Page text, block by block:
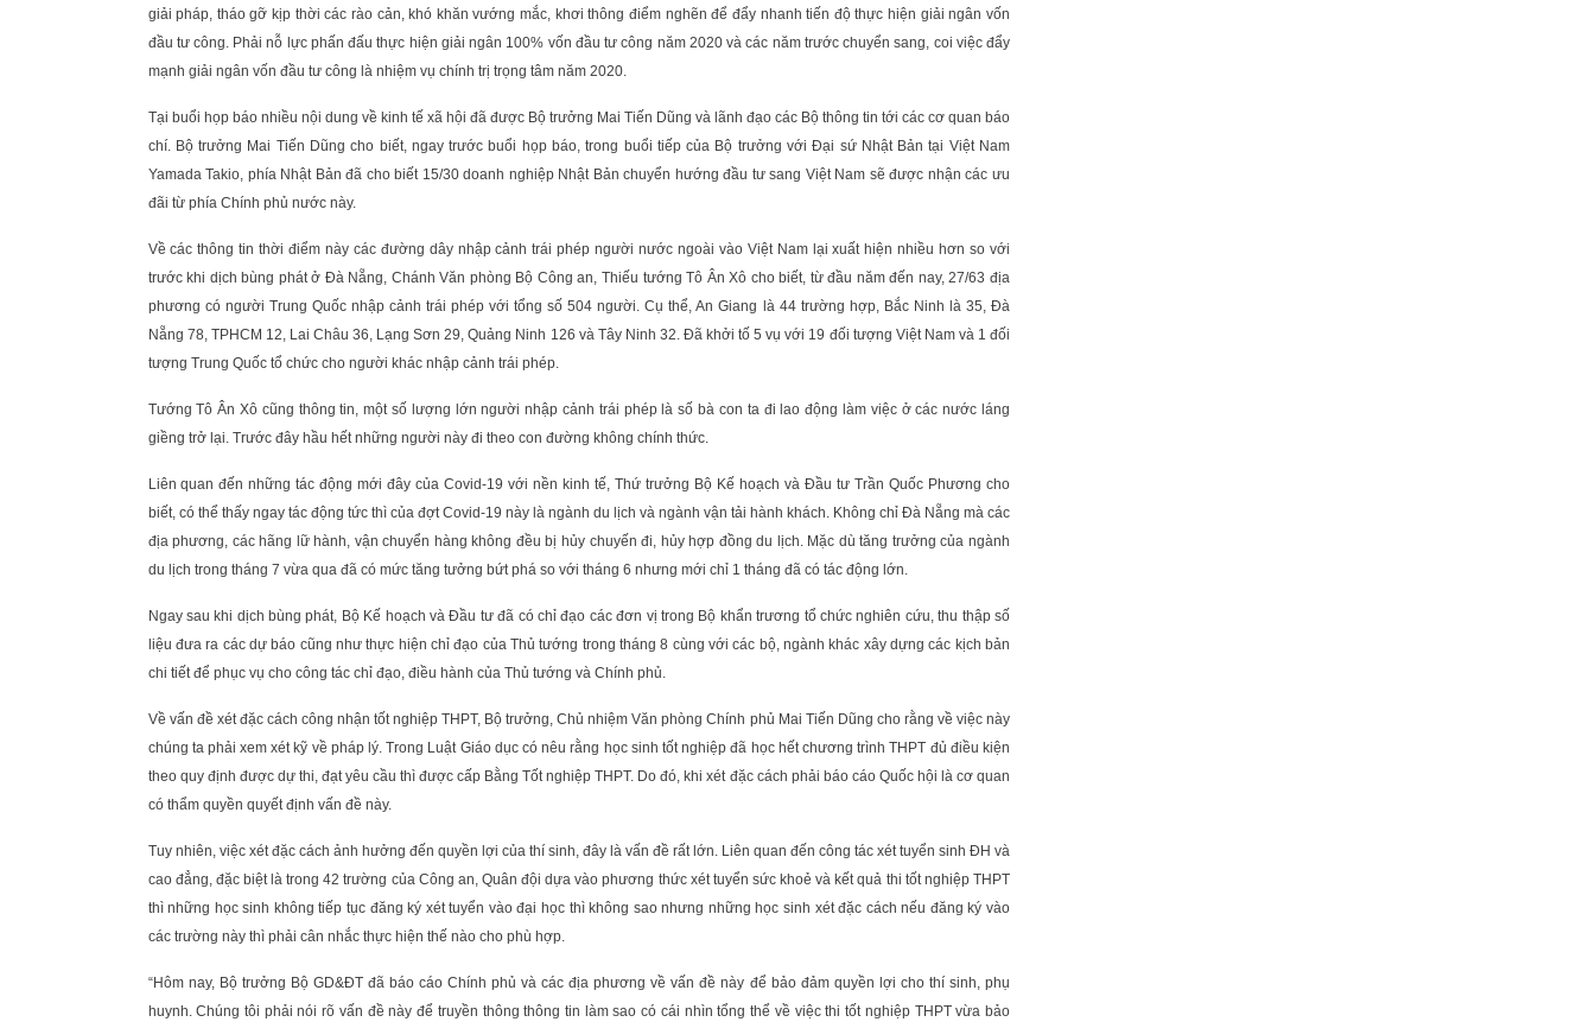
giải pháp, tháo gỡ kịp thời các rào cản, khó khăn vướng mắc, khơi thông điểm nghẽn để đẩy nhanh tiến độ thực hiện giải ngân vốn
đầu tư công. Phải nỗ lực phấn đấu thực hiện giải ngân 100% vốn đầu tư công năm 2020 và các năm trước chuyển sang, coi việc đẩy
mạnh giải ngân vốn đầu tư công là nhiệm vụ chính trị trọng tâm năm 2020.
Tại buổi họp báo nhiều nội dung về kinh tế xã hội đã được Bộ trưởng Mai Tiến Dũng và lãnh đạo các Bộ thông tin tới các cơ quan báo
chí. Bộ trưởng Mai Tiến Dũng cho biết, ngay trước buổi họp báo, trong buổi tiếp của Bộ trưởng với Đại sứ Nhật Bản tại Việt Nam
Yamada Takio, phía Nhật Bản đã cho biết 15/30 doanh nghiệp Nhật Bản chuyển hướng đầu tư sang Việt Nam sẽ được nhận các ưu
đãi từ phía Chính phủ nước này.
Về các thông tin thời điểm này các đường dây nhập cảnh trái phép người nước ngoài vào Việt Nam lại xuất hiện nhiều hơn so với
trước khi dịch bùng phát ở Đà Nẵng, Chánh Văn phòng Bộ Công an, Thiếu tướng Tô Ân Xô cho biết, từ đầu năm đến nay, 27/63 địa
phương có người Trung Quốc nhập cảnh trái phép với tổng số 504 người. Cụ thể, An Giang là 44 trường hợp, Bắc Ninh là 35, Đà
Nẵng 78, TPHCM 12, Lai Châu 36, Lạng Sơn 29, Quảng Ninh 126 và Tây Ninh 32. Đã khởi tố 5 vụ với 19 đối tượng Việt Nam và 1 đối
tượng Trung Quốc tổ chức cho người khác nhập cảnh trái phép.
Tướng Tô Ân Xô cũng thông tin, một số lượng lớn người nhập cảnh trái phép là số bà con ta đi lao động làm việc ở các nước láng
giềng trở lại. Trước đây hầu hết những người này đi theo con đường không chính thức.
Liên quan đến những tác động mới đây của Covid-19 với nền kinh tế, Thứ trưởng Bộ Kế hoạch và Đầu tư Trần Quốc Phương cho
biết, có thể thấy ngay tác động tức thì của đợt Covid-19 này là ngành du lịch và ngành vận tải hành khách. Không chỉ Đà Nẵng mà các
địa phương, các hãng lữ hành, vận chuyển hàng không đều bị hủy chuyến đi, hủy hợp đồng du lịch. Mặc dù tăng trưởng của ngành
du lịch trong tháng 7 vừa qua đã có mức tăng tưởng bứt phá so với tháng 6 nhưng mới chỉ 1 tháng đã có tác động lớn.
Ngay sau khi dịch bùng phát, Bộ Kế hoạch và Đầu tư đã có chỉ đạo các đơn vị trong Bộ khẩn trương tổ chức nghiên cứu, thu thập số
liệu đưa ra các dự báo cũng như thực hiện chỉ đạo của Thủ tướng trong tháng 8 cùng với các bộ, ngành khác xây dựng các kịch bản
chi tiết để phục vụ cho công tác chỉ đạo, điều hành của Thủ tướng và Chính phủ.
Về vấn đề xét đặc cách công nhận tốt nghiệp THPT, Bộ trưởng, Chủ nhiệm Văn phòng Chính phủ Mai Tiến Dũng cho rằng về việc này
chúng ta phải xem xét kỹ về pháp lý. Trong Luật Giáo dục có nêu rằng học sinh tốt nghiệp đã học hết chương trình THPT đủ điều kiện
theo quy định được dự thi, đạt yêu cầu thì được cấp Bằng Tốt nghiệp THPT. Do đó, khi xét đặc cách phải báo cáo Quốc hội là cơ quan
có thẩm quyền quyết định vấn đề này.
Tuy nhiên, việc xét đặc cách ảnh hưởng đến quyền lợi của thí sinh, đây là vấn đề rất lớn. Liên quan đến công tác xét tuyển sinh ĐH và
cao đẳng, đặc biệt là trong 42 trường của Công an, Quân đội dựa vào phương thức xét tuyển sức khoẻ và kết quả thi tốt nghiệp THPT
thì những học sinh không tiếp tục đăng ký xét tuyển vào đại học thì không sao nhưng những học sinh xét đặc cách nếu đăng ký vào
các trường này thì phải cân nhắc thực hiện thế nào cho phù hợp.
“Hôm nay, Bộ trưởng Bộ GD&ĐT đã báo cáo Chính phủ và các địa phương về vấn đề này để bảo đảm quyền lợi cho thí sinh, phụ
huynh. Chúng tôi phải nói rõ vấn đề này để truyền thông thông tin làm sao có cái nhìn tổng thể về việc thi tốt nghiệp THPT vừa bảo